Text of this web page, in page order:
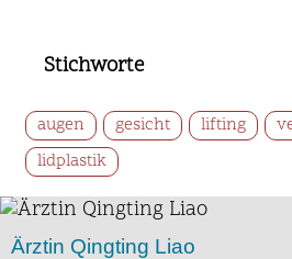
Stichworte
augen gesicht lifting
lidplastik
Ärztin Qingting Liao